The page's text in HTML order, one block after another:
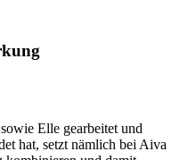
Elle gearbeitet und
hat, setzt nämlich bei Aiva